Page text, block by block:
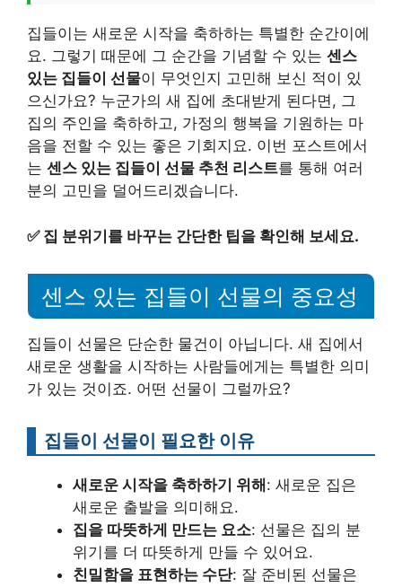
집들이는 새로운 시작을 축하하는 특별한 순간이에
요. 그렇기 때문에 그 순간을 기념할 수 있는 센스
있는 집들이 선물이 무엇인지 고민해 보신 적이 있
으신가요? 누군가의 새 집에 초대받게 된다면, 그
집의 주인을 축하하고, 가정의 행복을 기원하는 마
음을 전할 수 있는 좋은 기회지요. 이번 포스트에서
는 센스 있는 집들이 선물 추천 리스트를 통해 여러
분의 고민을 덜어드리겠습니다.
✅ 집 분위기를 바꾸는 간단한 팁을 확인해 보세요.
센스 있는 집들이 선물의 중요성
집들이 선물은 단순한 물건이 아닙니다. 새 집에서
새로운 생활을 시작하는 사람들에게는 특별한 의미
가 있는 것이죠. 어떤 선물이 그럴까요?
집들이 선물이 필요한 이유
새로운 시작을 축하하기 위해 : 새로운 집은
새로운 출발을 의미해요.
집을 따뜻하게 만드는 요소: 선물은 집의 분
위기를 더 따뜻하게 만들 수 있어요.
친밀함을 표현하는 수단: 잘 준비된 선물은